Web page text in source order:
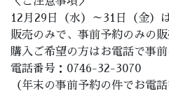
12月29日（水）～31日（金）
販売のみで、事前予約のみの販
購入ご希望の方はお電話で事
電話番号：0746-32-3070
（年末の事前予約の件でお電